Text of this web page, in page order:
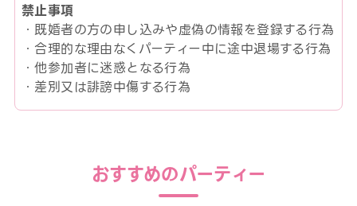
禁止事項
・既婚者の方の申し込みや虚偽の情報を登録する行為
・合理的な理由なくパーティー中に途中退場する行為
・他参加者に迷惑となる行為
・差別又は誹謗中傷する行為
おすすめのパーティー